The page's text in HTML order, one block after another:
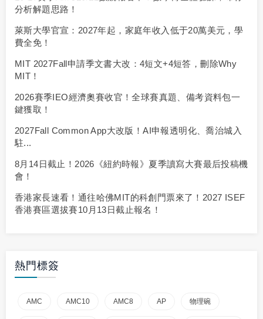
分析解題思路！
萊斯大學官宣：2027年起，家庭年收入低于20萬美元，學
費全免！
MIT 2027Fall申請季文書大改：4短文+4短答，刪除Why
MIT！
2026賽季IEO經濟奧賽收官！全球賽真題、備考資料包一
鍵獲取！
2027Fall Common App大改版！AI申報透明化、喬治城入
駐...
8月14日截止！2026《紐約時報》夏季讀寫大賽最后投稿機
會！
香港家長速看！通往哈佛MIT的科創門票來了！2027 ISEF
香港賽區選拔賽10月13日截止報名！
熱門標簽
AMC AMC10 AMC8 AP 物理碗